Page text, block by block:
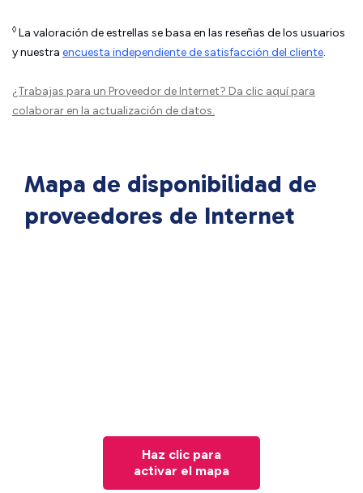
◊ La valoración de estrellas se basa en las reseñas de los usuarios
y nuestra encuesta independiente de satisfacción del cliente.
¿Trabajas para un Proveedor de Internet? Da clic aquípara
colaborar en la actualización de datos.
Mapa de disponibilidad de
proveedores de Internet
Haz clic para
activar el mapa